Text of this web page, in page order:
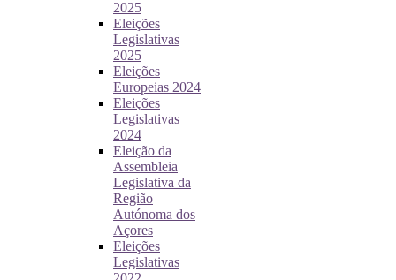
2025
Eleições
Legislativas
2025
Eleições
Europeias 2024
Eleições
Legislativas
2024
Eleição da
Assembleia
Legislativa da
Região
Autónoma dos
Açores
Eleições
Legislativas